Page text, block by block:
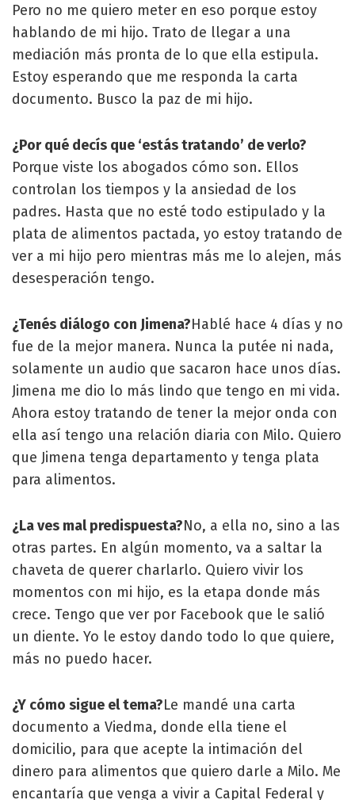
Pero no me quiero meter en eso porque estoy
hablando de mi hijo. Trato de llegar a una
mediación más pronta de lo que ella estipula.
Estoy esperando que me responda la carta
documento. Busco la paz de mi hijo.
¿Por qué decís que ‘estás tratando’ de verlo?
Porque viste los abogados cómo son. Ellos
controlan los tiempos y la ansiedad de los
padres. Hasta que no esté todo estipulado y la
plata de alimentos pactada, yo estoy tratando de
ver a mi hijo pero mientras más me lo alejen, más
desesperación tengo.
¿Tenés diálogo con Jimena?Hablé hace 4 días y no
fue de la mejor manera. Nunca la putée ni nada,
solamente un audio que sacaron hace unos días.
Jimena me dio lo más lindo que tengo en mi vida.
Ahora estoy tratando de tener la mejor onda con
ella así tengo una relación diaria con Milo. Quiero
que Jimena tenga departamento y tenga plata
para alimentos.
¿La ves mal predispuesta?No, a ella no, sino a las
otras partes. En algún momento, va a saltar la
chaveta de querer charlarlo. Quiero vivir los
momentos con mi hijo, es la etapa donde más
crece. Tengo que ver por Facebook que le salió
un diente. Yo le estoy dando todo lo que quiere,
más no puedo hacer.
¿Y cómo sigue el tema?Le mandé una carta
documento a Viedma, donde ella tiene el
domicilio, para que acepte la intimación del
dinero para alimentos que quiero darle a Milo. Me
encantaría que venga a vivir a Capital Federal y